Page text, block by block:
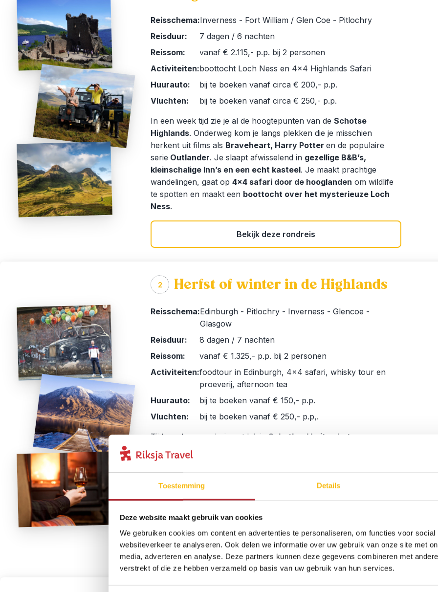
Toestemming Details
Deze website maakt gebruik van cookies
We gebruiken cookies om content en advertenties te personaliseren, om functies voor
websiteverkeer te analyseren. Ook delen we informatie over uw gebruik van onze site met
media, adverteren en analyse. Deze partners kunnen deze gegevens combineren met
verstrekt of die ze hebben verzameld op basis van uw gebruik van hun services.
Reisschema:Inverness - Fort William / Glen Coe - Pitlochry
Reisduur:
7 dagen / 6 nachten
Reissom:
vanaf € 2.115,- p.p. bij 2 personen
Activiteiten:boottocht Loch Ness en 4x4 Highlands Safari
Huurauto:
bij te boeken vanaf circa € 200,- p.p.
Vluchten:
bij te boeken vanaf circa € 250,- p.p.
In een week tijd zie je al de hoogtepunten van de Schotse
Highlands. Onderweg kom je langs plekken die je misschien
herkent uit films als Braveheart, Harry Potter en de populaire
serie Outlander. Je slaapt afwisselend in gezellige B&B’s,
kleinschalige Inn’s en een echt kasteel. Je maakt prachtige
wandelingen, gaat op 4×4 safari door de hooglanden om wildlife
te spotten en maakt een boottocht over het mysterieuze Loch
Ness.
Bekijk deze rondreis
2 Herfst of winter in de Highlands
Reisschema:Edinburgh - Pitlochry - Inverness - Glencoe -
Glasgow
Reisduur:
8 dagen / 7 nachten
Reissom:
vanaf € 1.325,- p.p. bij 2 personen
Activiteiten:foodtour in Edinburgh, 4x4 safari, whisky tour en
proeverij, afternoon tea
Huurauto:
bij te boeken vanaf € 150,- p.p.
Vluchten:
bij te boeken vanaf € 250,- p.p,.
Tijdens deze rondreis ontdek je Schotland buiten het
hoogseizoen
echt op te gaan in de natuur en sfeer. Onderweg stop je in gezellige
dorpen en stadjes en geniet je van de natuur inGlencoe. Je slaapt
in authentieke Schotse hotels en lodges, gaat op4×4 safari door
de hooglanden, ontdekt Edinburgh tijdens een
afternoon tea.
Bekijk deze rondreis